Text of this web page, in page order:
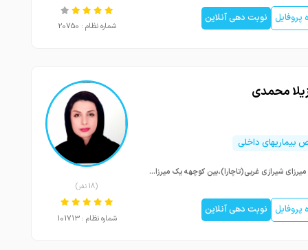
نوبت دهی آنلاین
شماره نظام : 20750
محمدی
داخلی
شیراز میرزای شیرازی غربی(تاچارا)،بین کوچهه یک میرزای شیرازی و شهید حیدری،ساختمان لاویج،طبقه چهار،واحد۱۰
نوبت دهی آنلاین
(18 نفر)
شماره نظام : 101713